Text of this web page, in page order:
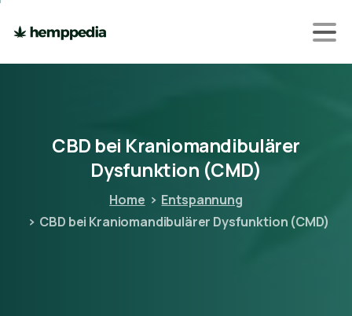
CBD bei Kraniomandibulärer
Dysfunktion (CMD)
Home
Entspannung
CBD bei Kraniomandibulärer Dysfunktion (CMD)